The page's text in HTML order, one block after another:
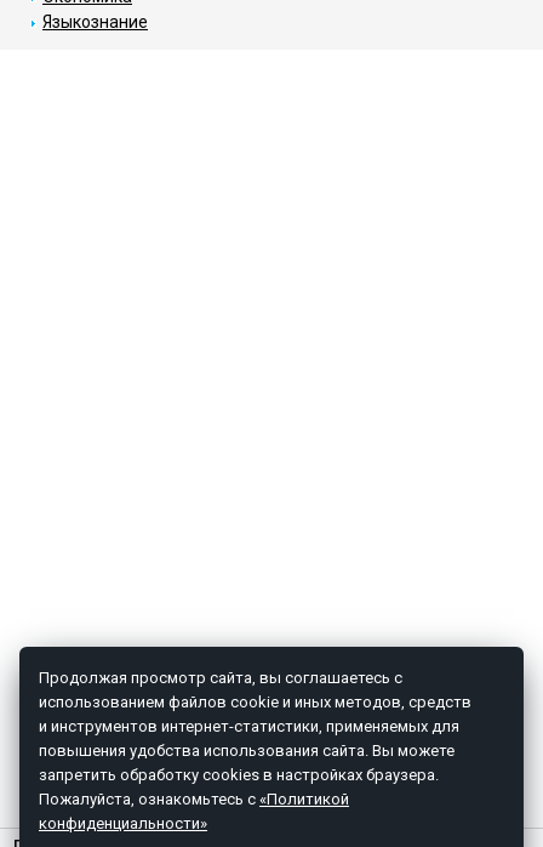
Языкознание
Продолжая просмотр сайта, вы соглашаетесь с
использованием файлов cookie и иных методов, средств
и инструментов интернет-статистики, применяемых для
повышения удобства использования сайта. Вы можете
запретить обработку cookies в настройках браузера.
Пожалуйста, ознакомьтесь с «Политикой
конфиденциальности»